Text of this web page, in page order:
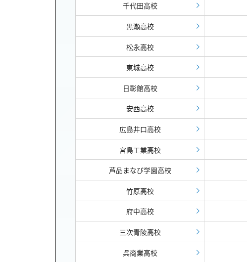
千代田高校
黒瀬高校
松永高校
東城高校
日彰館高校
安西高校
広島井口高校
宮島工業高校
芦品まなび学園高校
竹原高校
府中高校
三次青陵高校
呉商業高校